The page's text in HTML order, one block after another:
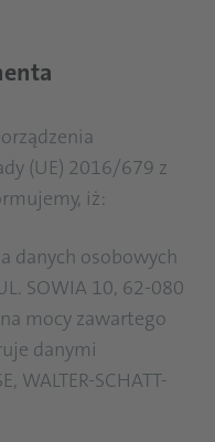
(UE) 2016/679 z
iż:
danych osobowych
SOWIA 10, 62-080
mocy zawartego
danymi
WALTER-SCHATT-